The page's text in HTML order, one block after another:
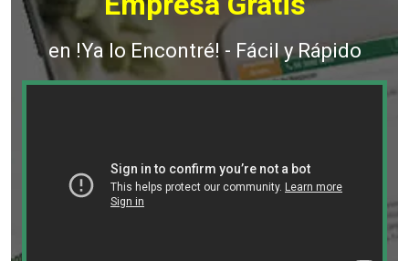
en !Ya lo Encontré! - Fácil y Rápido